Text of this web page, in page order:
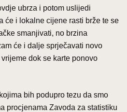
ubrza i potom uslijedi
će i lokalne cijene rasti brže te se
smanjivati, no brzina
će i dalje sprječavati novo
dok se karte ponovo
bih podupro tezu da smo
procjenama Zavoda za statistiku